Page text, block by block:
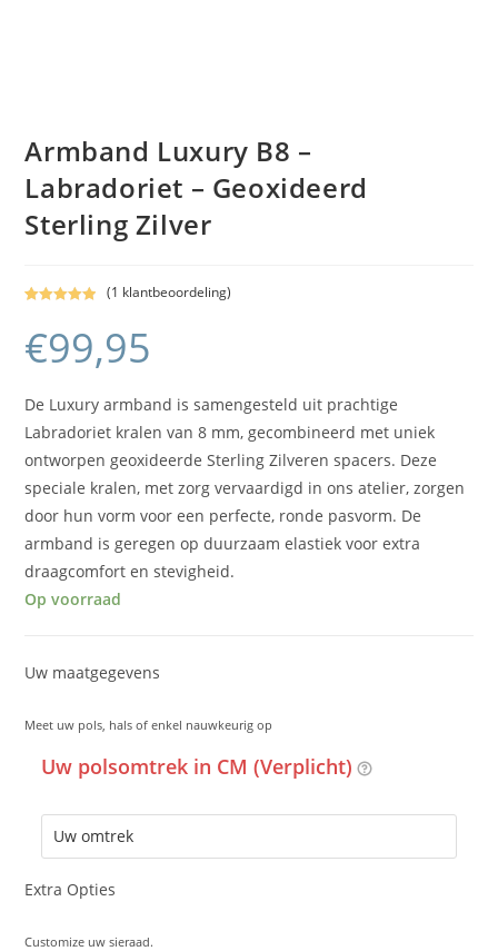
Armband Luxury B8 –
Labradoriet – Geoxideerd
Sterling Zilver
5.00 op 5
gebaseerd
waardering
(1 klantbeoordeling)
€99,95
De Luxury armband is samengesteld uit prachtige
Labradoriet kralen van 8 mm, gecombineerd met uniek
ontworpen geoxideerde Sterling Zilveren spacers. Deze
speciale kralen, met zorg vervaardigd in ons atelier, zorgen
door hun vorm voor een perfecte, ronde pasvorm. De
armband is geregen op duurzaam elastiek voor extra
draagcomfort en stevigheid.
Op voorraad
Uw maatgegevens
Meet uw pols, hals of enkel nauwkeurig op
Uw polsomtrek in CM (Verplicht)
Extra Opties
Customize uw sieraad.